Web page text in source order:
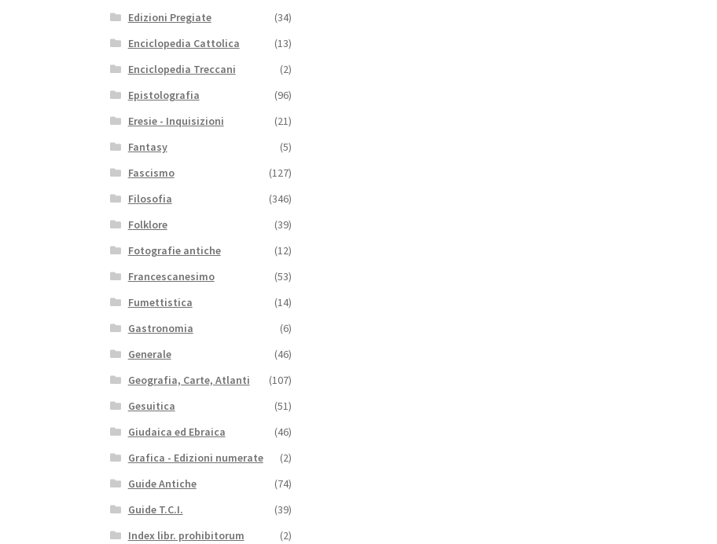
Edizioni Pregiate
(34)
Enciclopedia Cattolica
(13)
Enciclopedia Treccani
(2)
Epistolografia
(96)
Eresie - Inquisizioni
(21)
Fantasy
(5)
Fascismo
(127)
Filosofia
(346)
Folklore
(39)
Fotografie antiche
(12)
Francescanesimo
(53)
Fumettistica
(14)
Gastronomia
(6)
Generale
(46)
Geografia, Carte, Atlanti
(107)
Gesuitica
(51)
Giudaica ed Ebraica
(46)
Grafica - Edizioni numerate
(2)
Guide Antiche
(74)
Guide T.C.I.
(39)
Index libr. prohibitorum
(2)